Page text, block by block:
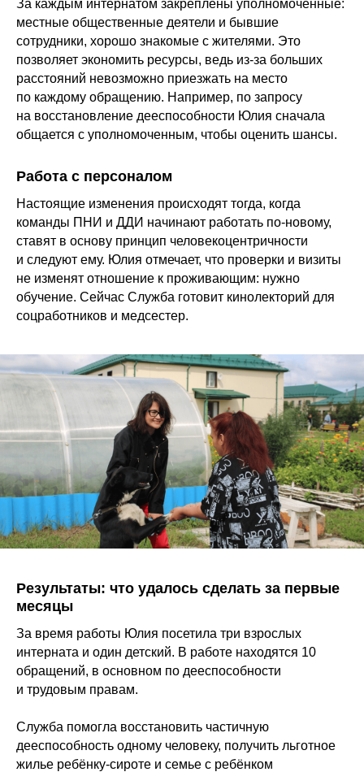
За каждым интернатом закреплены уполномоченные:
местные общественные деятели и бывшие
сотрудники, хорошо знакомые с жителями. Это
позволяет экономить ресурсы, ведь из-за больших
расстояний невозможно приезжать на место
по каждому обращению. Например, по запросу
на восстановление дееспособности Юлия сначала
общается с уполномоченным, чтобы оценить шансы.
Работа с персоналом
Настоящие изменения происходят тогда, когда
команды ПНИ и ДДИ начинают работать по-новому,
ставят в основу принцип человекоцентричности
и следуют ему. Юлия отмечает, что проверки и визиты
не изменят отношение к проживающим: нужно
обучение. Сейчас Служба готовит кинолекторий для
соцработников и медсестер.
Результаты: что удалось сделать за первые
месяцы
За время работы Юлия посетила три взрослых
интерната и один детский. В работе находятся 10
обращений, в основном по дееспособности
и трудовым правам.
Служба помогла восстановить частичную
дееспособность одному человеку, получить льготное
жилье ребёнку-сироте и семье с ребёнком